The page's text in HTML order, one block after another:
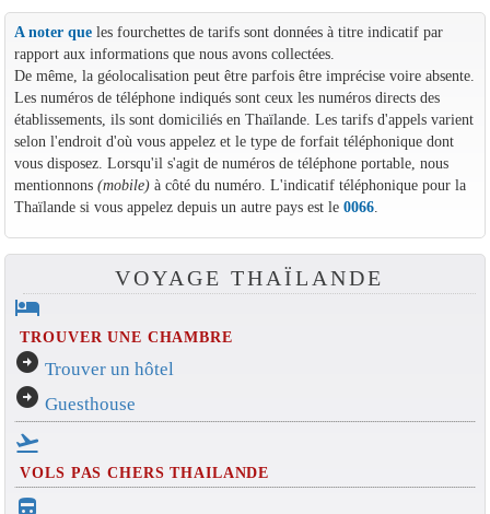
A noter queles fourchettes de tarifs sont données à titre indicatif par
rapport aux informations que nous avons collectées.
De même, la géolocalisation peut être parfois être imprécise voire absente.
Les numéros de téléphone indiqués sont ceux les numéros directs des
établissements, ils sont domiciliés en Thaïlande. Les tarifs d'appels varient
selon l'endroit d'où vous appelez et le type de forfait téléphonique dont
vous disposez. Lorsqu'il s'agit de numéros de téléphone portable, nous
mentionnons (mobile)à côté du numéro. L'indicatif téléphonique pour la
Thaïlande si vous appelez depuis un autre pays est le 0066.
VOYAGE THAÏLANDE
hotel
TROUVER UNE CHAMBRE
arrow_circle_right Trouver un hôtel
arrow_circle_right Guesthouse
flight_takeoff
VOLS PAS CHERS THAILANDE